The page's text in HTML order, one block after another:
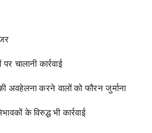
चालानी कार्रवाई
करने वालों को फौरन जुर्माना
के विरुद्ध भी कार्रवाई